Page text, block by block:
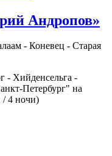
Андропов»
- Коневец - Старая
- Хийденсельга -
Петербург" на
4 ночи)